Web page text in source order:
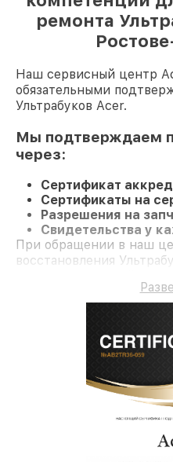
ремонта
Наш сервисный центр
обязательными
Ультрабуков Acer.
Мы подтверждаем
через:
Сертификат
Сертификаты на
Разрешения на
Свидетельства у
При обращении в наш
восстановления